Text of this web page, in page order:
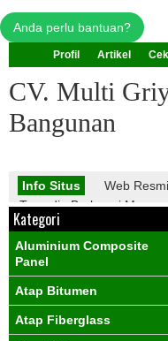
Anda perlu bantuan?
Profil Artikel
CV. Multi
Bangunan
Info Situs
Web
Tersedia Berbagai
Atap Galvalume, Atap
Info Promo
Nantikan
Kategori
Aluminium Composite
Panel
Atap Bitumen
Atap Fiberglass